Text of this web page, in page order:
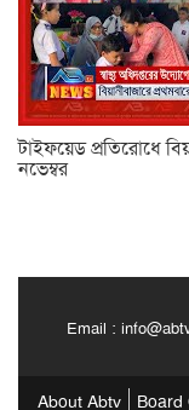
টাইফয়েড প্রতিরোধে
নভেম্বর
Email :
About Abtv Board